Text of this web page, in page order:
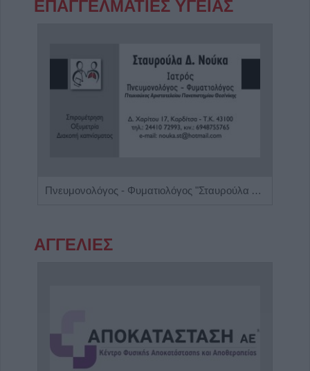
ΕΠΑΓΓΕΛΜΑΤΙΕΣ ΥΓΕΙΑΣ
Πνευμονολόγος - Φυματιολόγος "Σταυρούλα Δ. Νούκα"
ΑΓΓΕΛΙΕΣ